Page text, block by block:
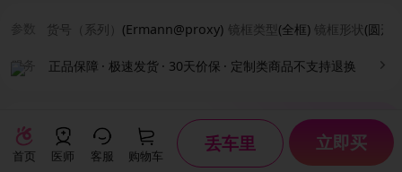
货号（系列） (Ermann@proxy) 镜框类型 (全框) 镜框形状(圆形
正品保障 · 极速发货 · 30天价保 · 定制类商品不支持退换
评价 (1) 我们的评价都来源于用户真实记录
sigo202509017250609
首页 医师 客服 购物车
丢车里 立即买